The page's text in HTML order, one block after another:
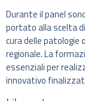
Durante il panel
portato alla scelta
cura delle
regionale. La
essenziali per
innovativo